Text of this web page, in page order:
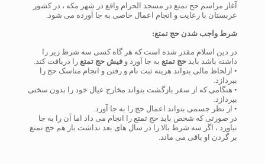
آغاز مراسم حج تمتع در مسجد الحرام واقع در شهر مکه ، در کشور
عربستان با رعایت و انجام اعمال خاصی به جا آورده می شود.
شرط واجب شدن حج تمتع:
در دین اسلام مقدر شده است که هر گاه کسی سه شرط زیر را
داشته باشد باید حج تمتع به جا آورد و فیش حج تمتع را دریافت کند.
• ازلحاظ مالی بتواند هزینه ثبت نام و رفتن و انجام مناسک حج را
بپردازد.
• هنگامی که از سفر بازگشت بتواند مخارج عیال خود را بدون سختی
بپردازد.
• از نظر جسمی بتواند اعمال حج را به جا آورد.
در صورتی که شخص باید حج تمتع را انجام می داد اما آن را به جا
نیاورد ، اگر سه شرط بالا را در سال های بعد نداشت باز هم حج تمتع
بر گردن او باقی می ماند.